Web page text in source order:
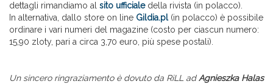
dettagli rimandiamo al sito ufficialedella rivista (in polacco).
In alternativa, dallo store on line Gildia.pl(in polacco) è possibile
ordinare i vari numeri del magazine (costo per ciascun numero:
15,90 zloty, pari a circa 3,70 euro, più spese postali).
Un sincero ringraziamento è dovuto da RiLL adAgnieszka Halas